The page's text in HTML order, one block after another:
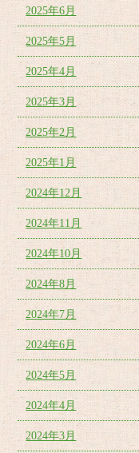
2025年6月
2025年5月
2025年4月
2025年3月
2025年2月
2025年1月
2024年12月
2024年11月
2024年10月
2024年8月
2024年7月
2024年6月
2024年5月
2024年4月
2024年3月